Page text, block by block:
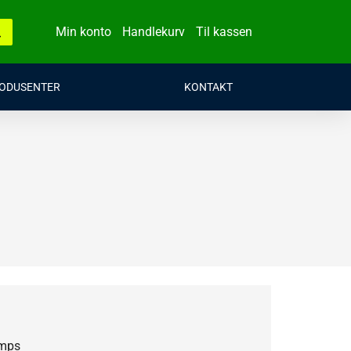
Min konto Handlekurv Til kassen
KONTAKT